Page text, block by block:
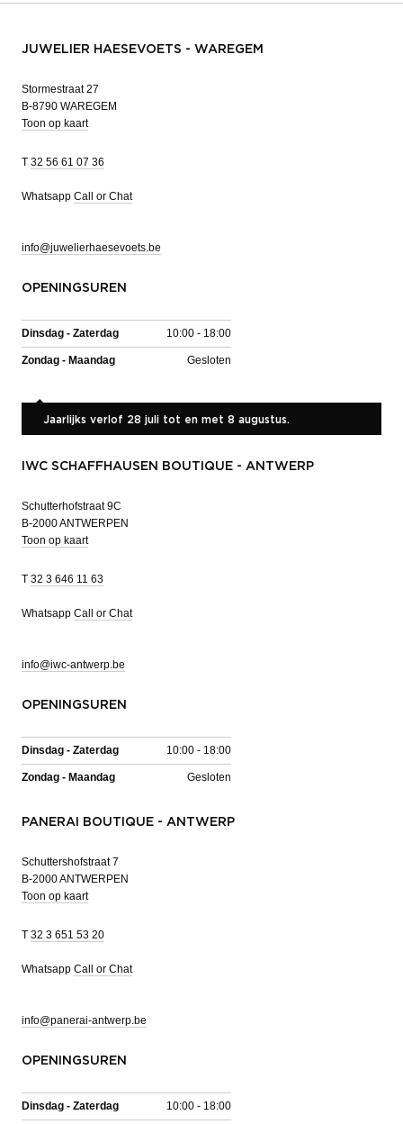
JUWELIER HAESEVOETS - WAREGEM
Stormestraat 27
B-8790 WAREGEM
Toon op kaart
T 32 56 61 07 36
Whatsapp Call or Chat
info@juwelierhaesevoets.be
OPENINGSUREN
Dinsdag - Zaterdag 10:00 - 18:00
Zondag - Maandag Gesloten
Jaarlijks verlof 28 juli tot en met 8 augustus.
IWC SCHAFFHAUSEN BOUTIQUE - ANTWERP
Schutterhofstraat 9C
B-2000 ANTWERPEN
Toon op kaart
T 32 3 646 11 63
Whatsapp Call or Chat
info@iwc-antwerp.be
OPENINGSUREN
Dinsdag - Zaterdag 10:00 - 18:00
Zondag - Maandag Gesloten
PANERAI BOUTIQUE - ANTWERP
Schuttershofstraat 7
B-2000 ANTWERPEN
Toon op kaart
T 32 3 651 53 20
Whatsapp Call or Chat
info@panerai-antwerp.be
OPENINGSUREN
Dinsdag - Zaterdag 10:00 - 18:00